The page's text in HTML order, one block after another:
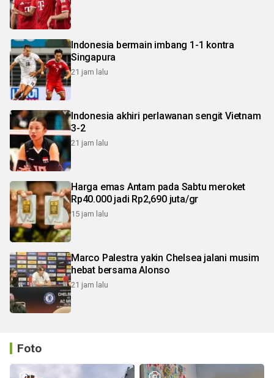
Indonesia bermain imbang 1-1 kontra
Singapura
21 jam lalu
Indonesia akhiri perlawanan sengit Vietnam
3-2
21 jam lalu
Harga emas Antam pada Sabtu meroket
Rp40.000 jadi Rp2,690 juta/gr
15 jam lalu
Marco Palestra yakin Chelsea jalani musim
hebat bersama Alonso
21 jam lalu
Foto